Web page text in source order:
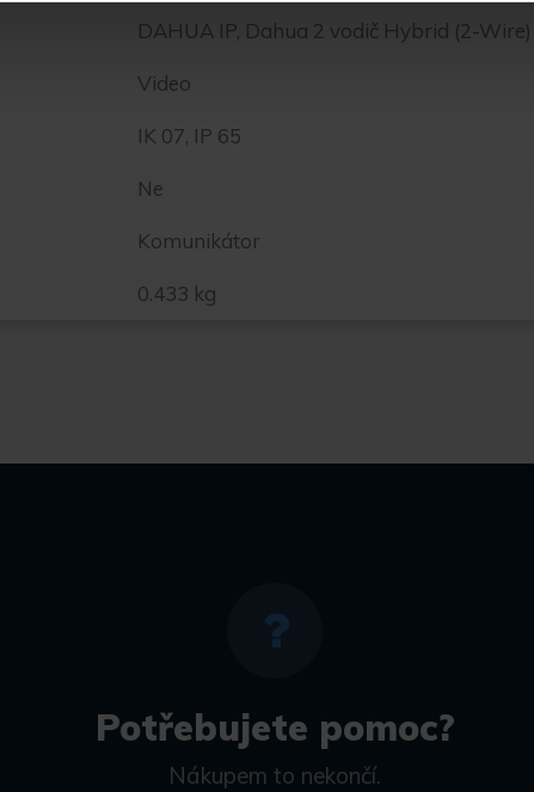
DAHUA IP, Dahua 2 vodič Hybrid (2-Wire)
Video
IK 07, IP 65
Ne
Komunikátor
0.433 kg
Potřebujete pomoc?
Nákupem to nekončí.